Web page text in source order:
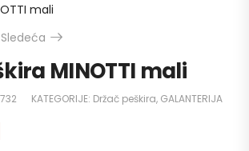
mali
Sledeća
MINOTTI mali
KATEGORIJE: Držač peškira, GALANTERIJA